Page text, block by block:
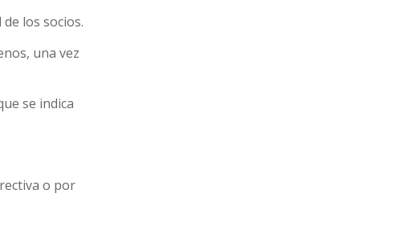
los socios.
una vez
se indica
o por